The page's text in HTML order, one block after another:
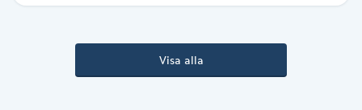
Keratinbehandling
Visa alla